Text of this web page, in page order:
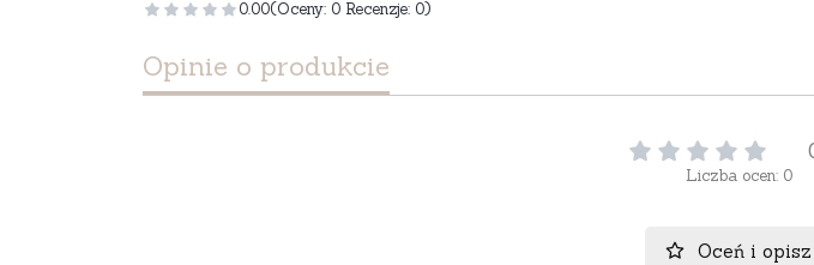
0.00(Oceny: 0 Recenzje: 0)
Opinie o produkcie
Liczba ocen: 0
Oceń i opisz